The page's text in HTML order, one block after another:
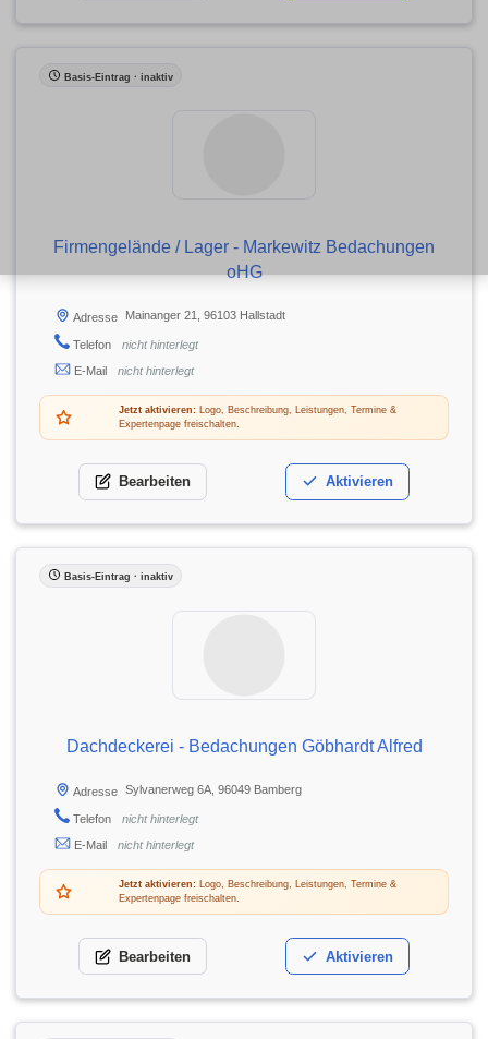
Basis-Eintrag · inaktiv
Firmengelände / Lager - Markewitz Bedachungen
oHG
Adresse Mainanger 21, 96103 Hallstadt
Telefon
nicht hinterlegt
E-Mail
nicht hinterlegt
Jetzt aktivieren:Logo, Beschreibung, Leistungen, Termine &
Expertenpage freischalten.
Bearbeiten Aktivieren
Basis-Eintrag · inaktiv
Dachdeckerei - Bedachungen Göbhardt Alfred
Adresse Sylvanerweg 6A, 96049 Bamberg
Telefon
nicht hinterlegt
E-Mail
nicht hinterlegt
Jetzt aktivieren:Logo, Beschreibung, Leistungen, Termine &
Expertenpage freischalten.
Bearbeiten Aktivieren